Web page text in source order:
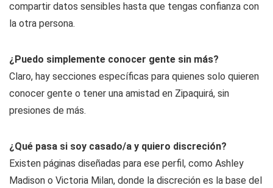
compartir datos sensibles hasta que tengas confianza con
la otra persona.
¿Puedo simplemente conocer gente sin más?
Claro, hay secciones específicas para quienes solo quieren
conocer gente o tener una amistad en Zipaquirá, sin
presiones de más.
¿Qué pasa si soy casado/a y quiero discreción?
Existen páginas diseñadas para ese perfil, como Ashley
Madison o Victoria Milan, donde la discreción es la base del